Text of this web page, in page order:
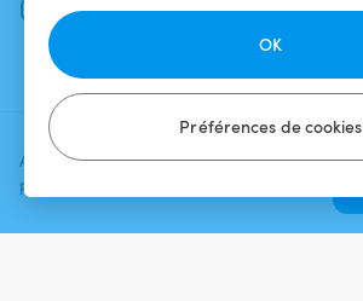
Préférences de cookies
OK
Ajoutez une date et un créneau
pour voir le prix
Instagram